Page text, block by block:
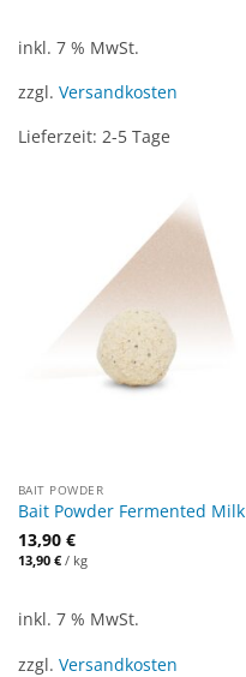
inkl. 7 % MwSt.
zzgl. Versandkosten
Lieferzeit: 2-5 Tage
BAIT POWDER
Bait Powder Fermented Milk
13,90 €
13,90 €/ kg
inkl. 7 % MwSt.
zzgl. Versandkosten